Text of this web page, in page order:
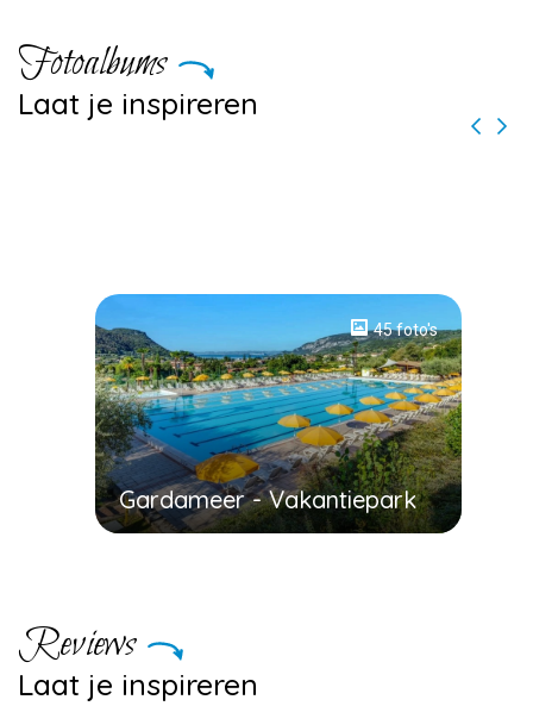
Fotoalbums
Laat je inspireren
Gardameer - Vakantiepark
45 foto's
Reviews
Laat je inspireren